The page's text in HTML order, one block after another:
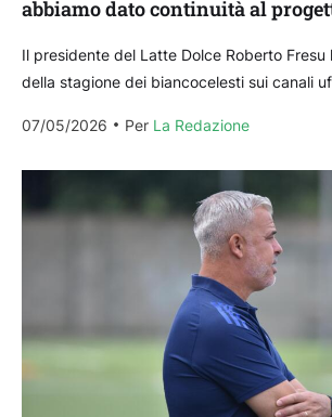
abbiamo dato continuità al
Il presidente del Latte Dolce Roberto
della stagione dei biancocelesti sui canali
07/05/2026
Per La Redazione